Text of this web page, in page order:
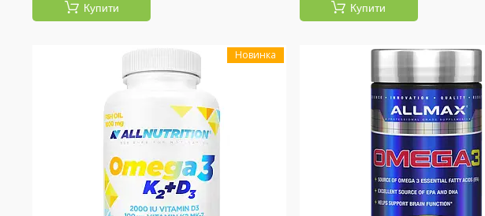
Купити Купити
Новинка